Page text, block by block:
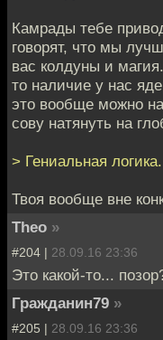
Камрады тебе
говорят, что мы
вас колдуны и
то наличие у нас
это вообще можно
сову натянуть на
> Гениальная логика.
Твоя вообще вне
Theo »
#204 | 28.09.16 23:36
Это какой-то...
Гражданин79 »
#205 | 28.09.16 23:36